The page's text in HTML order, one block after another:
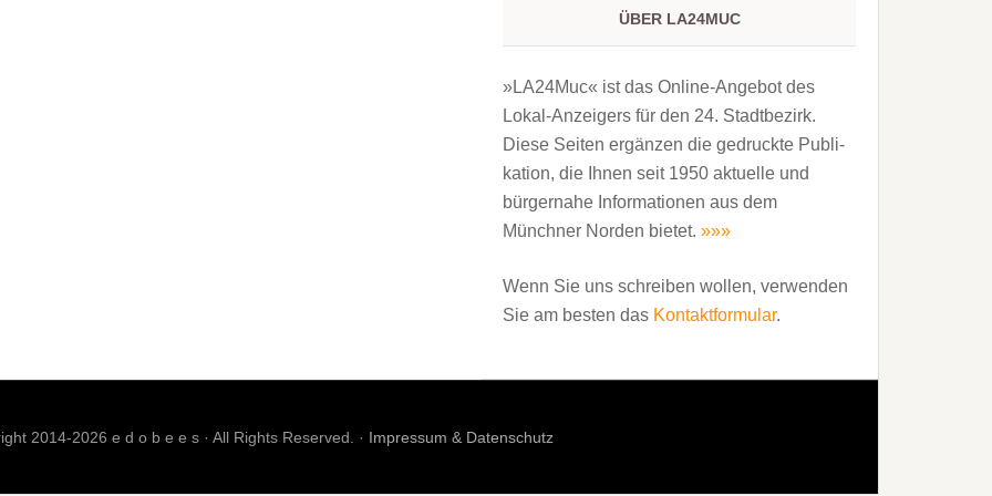
ÜBER LA24MUC
»LA24Muc« ist das Online-Angebot des
Lokal-Anzeigers für den 24. Stadtbezirk.
Diese Seiten ergänzen die gedruckte Publi­
kation, die Ihnen seit 1950 aktuelle und
bürgernahe Informationen aus dem
Münchner Norden bietet. »»»
Wenn Sie uns schreiben wollen, verwenden
Sie am besten das Kontaktformular.
2014-2026 e d o b e e s · All Rights Reserved. · Impressum & Datenschutz